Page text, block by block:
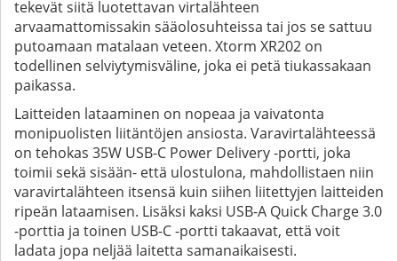
tekevät siitä luotettavan virtalähteen
arvaamattomissakin sääolosuhteissa tai jos se sattuu
putoamaan matalaan veteen. Xtorm XR202 on
todellinen selviytymisväline, joka ei petä tiukassakaan
paikassa.
Laitteiden lataaminen on nopeaa ja vaivatonta
monipuolisten liitäntöjen ansiosta. Varavirtalähteessä
on tehokas 35W USB-C Power Delivery -portti, joka
toimii sekä sisään- että ulostulona, mahdollistaen niin
varavirtalähteen itsensä kuin siihen liitettyjen laitteiden
ripeän lataamisen. Lisäksi kaksi USB-A Quick Charge 3.0
-porttia ja toinen USB-C -portti takaavat, että voit
ladata jopa neljää laitetta samanaikaisesti.